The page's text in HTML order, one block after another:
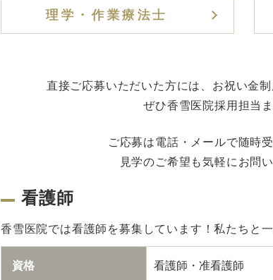
理学・作業療法士
直接ご応募いただいた方には、お祝い金
ぜひ香雪医院採用担当
ご応募は電話・メールで随時
見学のご希望も気軽にお問
看護師
香雪医院では看護師を募集しています！私たちと
資格 看護師・准看護師